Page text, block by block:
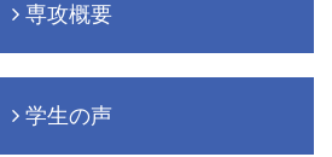
専攻概要
学生の声